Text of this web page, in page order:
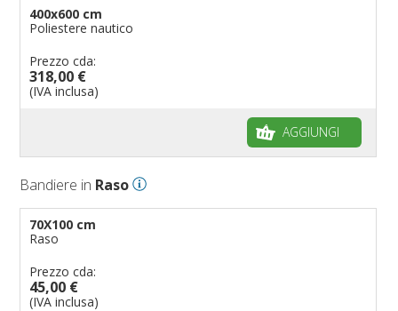
400x600 cm
Poliestere nautico
Prezzo cda:
318,00 €
(IVA inclusa)
AGGIUNGI
Bandiere in Raso
70X100 cm
Raso
Prezzo cda:
45,00 €
(IVA inclusa)